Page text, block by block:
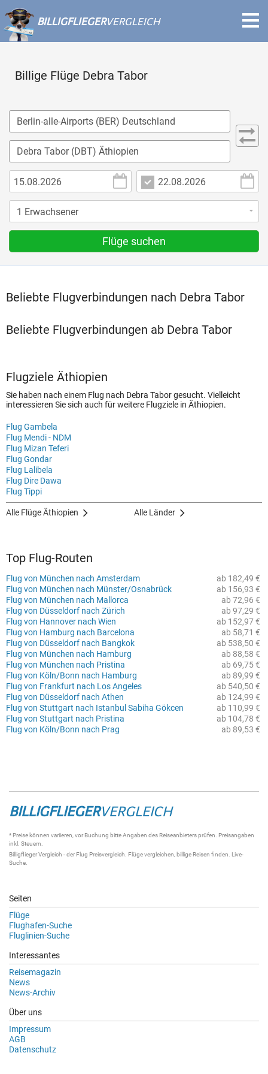
BILLIGFLIEGERVERGLEICH
Billige Flüge Debra Tabor
Flüge suchen
Beliebte Flugverbindungen nach Debra Tabor
Beliebte Flugverbindungen ab Debra Tabor
Flugziele Äthiopien
Sie haben nach einem Flug nach Debra Tabor gesucht. Vielleicht
interessieren Sie sich auch für weitere Flugziele in Äthiopien.
Flug Gambela
Flug Mendi - NDM
Flug Mizan Teferi
Flug Gondar
Flug Lalibela
Flug Dire Dawa
Flug Tippi
Alle Flüge Äthiopien Alle Länder
Top Flug-Routen
ab 182,49 €
Flug von München nach Amsterdam
ab 156,93 €
Flug von München nach Münster/Osnabrück
ab 72,96 €
Flug von München nach Mallorca
ab 97,29 €
Flug von Düsseldorf nach Zürich
ab 152,97 €
Flug von Hannover nach Wien
ab 58,71 €
Flug von Hamburg nach Barcelona
ab 538,50 €
Flug von Düsseldorf nach Bangkok
ab 88,58 €
Flug von München nach Hamburg
ab 69,75 €
Flug von München nach Pristina
ab 89,99 €
Flug von Köln/Bonn nach Hamburg
ab 540,50 €
Flug von Frankfurt nach Los Angeles
ab 124,99 €
Flug von Düsseldorf nach Athen
ab 110,99 €
Flug von Stuttgart nach Istanbul Sabiha Gökcen
ab 104,78 €
Flug von Stuttgart nach Pristina
ab 89,53 €
Flug von Köln/Bonn nach Prag
BILLIGFLIEGERVERGLEICH
* Preise können variieren, vor Buchung bitte Angaben des Reiseanbieters prüfen. Preisangaben
inkl. Steuern.
Billigflieger Vergleich - derFlug Preisvergleich Flüge vergleichen , billige Reisen finden. Live-
Suche
Seiten
Flüge
Flughafen-Suche
Fluglinien-Suche
Interessantes
Reisemagazin
News
News-Archiv
Über uns
Impressum
AGB
Datenschutz